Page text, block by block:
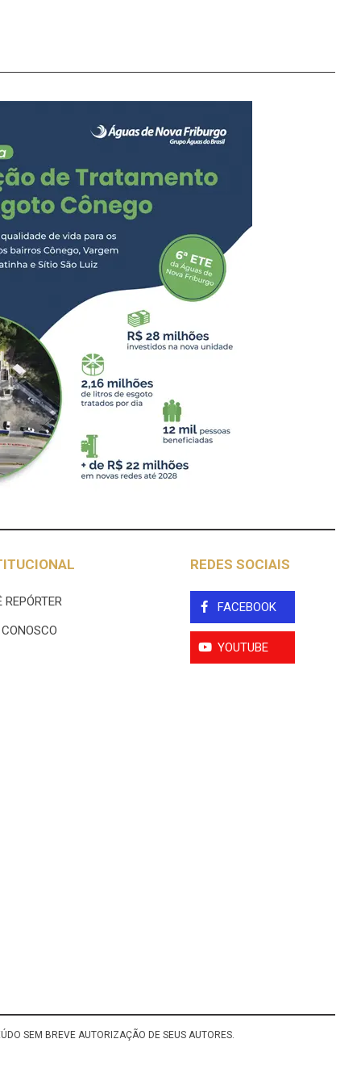
o evento recebeu
Macacu e Bom
REPÓRTER
REDES SOCIAIS
FACEBOOK
YOUTUBE
SEM BREVE AUTORIZAÇÃO DE SEUS AUTORES.